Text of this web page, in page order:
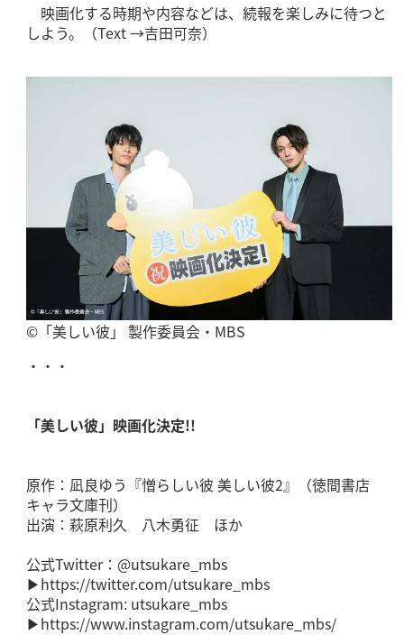
映画化する時期や内容などは、続報を楽しみに待つと
しよう。（Text →吉田可奈）
©「美しい彼」 製作委員会・MBS
・・・
「美しい彼」映画化決定!!
原作：凪良ゆう『憎らしい彼 美しい彼2』（徳間書店
キャラ文庫刊）
出演：萩原利久 八木勇征 ほか
公式Twitter：@utsukare_mbs
▶https://twitter.com/utsukare_mbs
公式Instagram: utsukare_mbs
▶https://www.instagram.com/utsukare_mbs/